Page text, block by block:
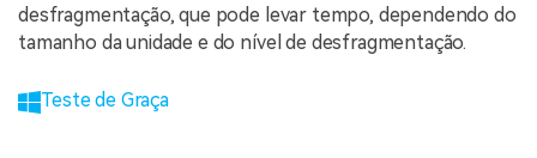
desfragmentação, que pode levar tempo, dependendo do
tamanho da unidade e do nível de desfragmentação.
Teste de Graça